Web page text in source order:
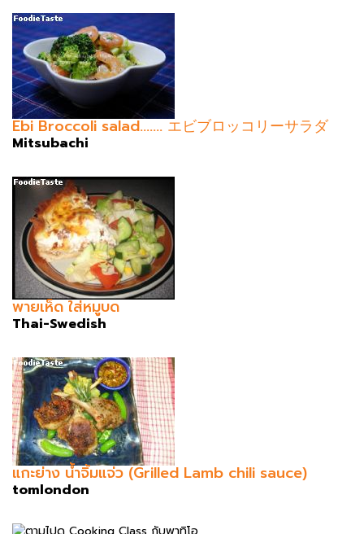
Ebi Broccoli salad....... エビブロッコリーサラダ
Mitsubachi
พายเห็ด ใส่หมูบด
Thai-Swedish
แกะย่าง น้ำจิ้มแจ่ว (Grilled Lamb chili sauce)
tomlondon